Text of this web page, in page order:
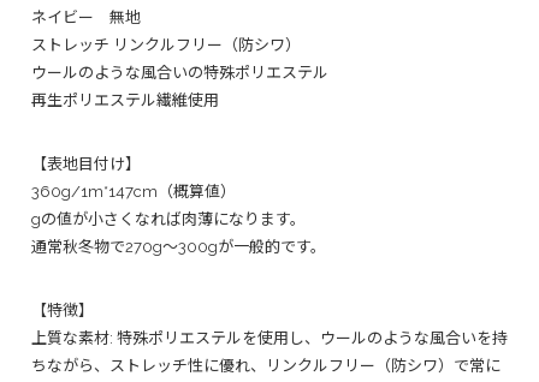
ネイビー 無地
ストレッチ リンクルフリー（防シワ）
ウールのような風合いの特殊ポリエステル
再生ポリエステル繊維使用
【表地目付け】
360g/1m*147cm（概算値）
gの値が小さくなれば肉薄になります。
通常秋冬物で270g〜300gが一般的です。
【特徴】
上質な素材: 特殊ポリエステルを使用し、ウールのような風合いを持
ちながら、ストレッチ性に優れ、リンクルフリー（防シワ）で常に